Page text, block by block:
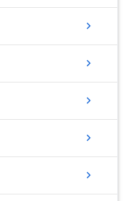
chevron_right
chevron_right
chevron_right
chevron_right
chevron_right